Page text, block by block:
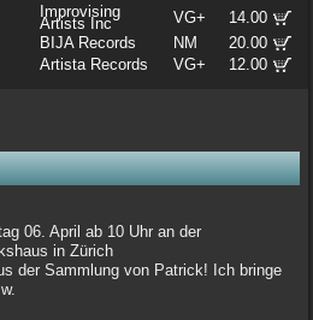
Improvising
Artists Inc VG+
14.00
BIJA Records NM
20.00
Artista Records VG+ 12.00
06. April ab 10 Uhr an der
in Zürich
der Sammlung von Patrick! Ich bringe